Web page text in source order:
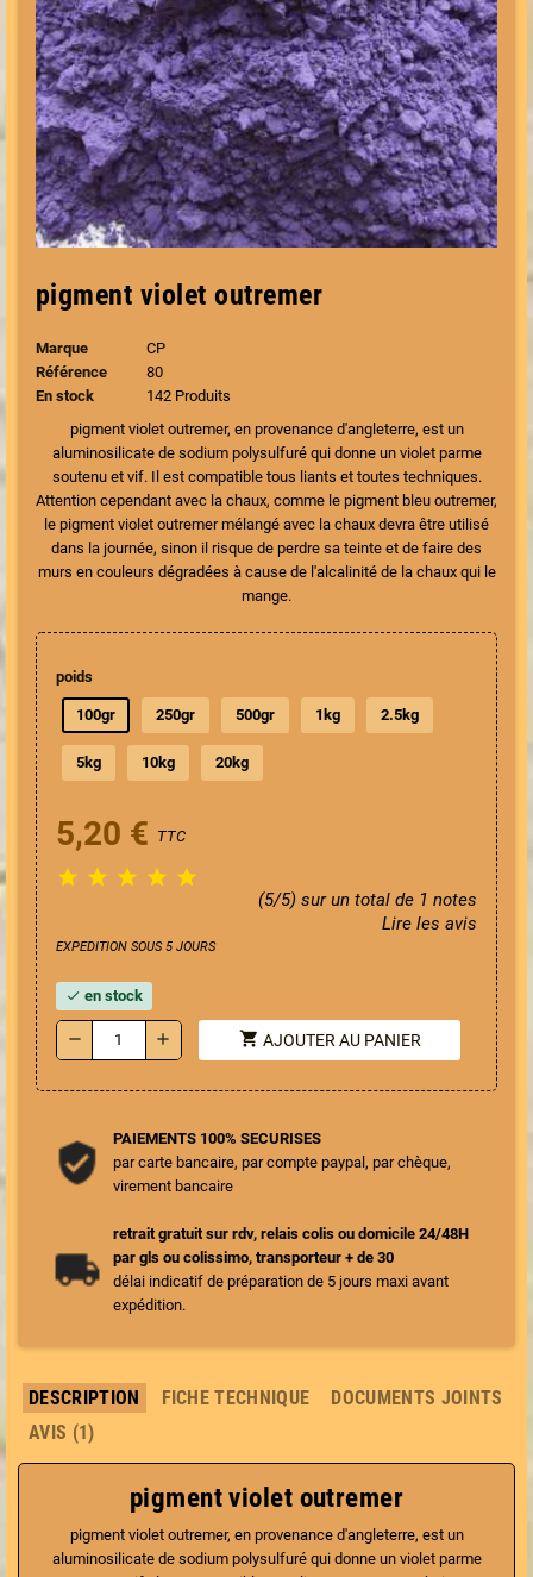
pigment violet outremer
Marque
CP
Référence
80
En stock
142 Produits
pigment violet outremer, en provenance d'angleterre, est un
aluminosilicate de sodium polysulfuré qui donne un violet parme
soutenu et vif. Il est compatible tous liants et toutes techniques.
Attention cependant avec la chaux, comme le pigment bleu outremer,
le pigment violet outremer mélangé avec la chaux devra être utilisé
dans la journée, sinon il risque de perdre sa teinte et de faire des
murs en couleurs dégradées à cause de l'alcalinité de la chaux qui le
mange.
poids
100gr 250gr 500gr 1kg 2.5kg
5kg 10kg 20kg
5,20 € TTC
    
(5/5) sur un total de 1 notes
Lire les avis
EXPEDITION SOUS 5 JOURS
check en stock
remove add shopping_cart AJOUTER AU PANIER
PAIEMENTS 100% SECURISES
par carte bancaire, par compte paypal, par chèque,
virement bancaire
retrait gratuit sur rdv, relais colis ou domicile 24/48H
par gls ou colissimo, transporteur + de 30
délai indicatif de préparation de 5 jours maxi avant
expédition.
DESCRIPTION FICHE TECHNIQUE
DOCUMENTS JOINTS
AVIS (1)
pigment violet outremer
pigment violet outremer, en provenance d'angleterre, est un
aluminosilicate de sodium polysulfuré qui donne un violet parme